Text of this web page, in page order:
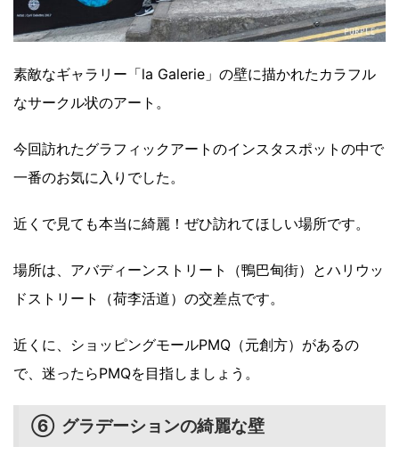
素敵なギャラリー「la Galerie」の壁に描かれたカラフル
なサークル状のアート。
今回訪れたグラフィックアートのインスタスポットの中で
一番のお気に入りでした。
近くで見ても本当に綺麗！ぜひ訪れてほしい場所です。
場所は、アバディーンストリート（鴨巴甸街）とハリウッ
ドストリート（荷李活道）の交差点です。
近くに、ショッピングモールPMQ（元創方）があるの
で、迷ったらPMQを目指しましょう。
⑥ グラデーションの綺麗な壁